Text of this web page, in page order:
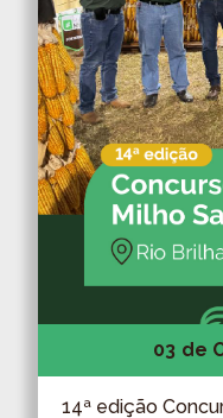
03 de
14ª edição